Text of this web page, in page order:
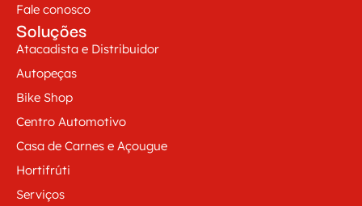
Fale conosco
Soluções
Atacadista e Distribuidor
Autopeças
Bike Shop
Centro Automotivo
Casa de Carnes e Açougue
Hortifrúti
Serviços